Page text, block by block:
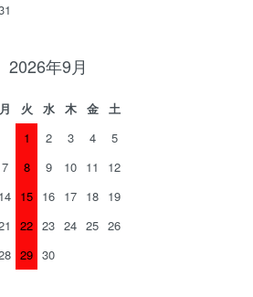
2026年9月
月 火 水 木 金
土
1
2 3 4
5
7 8 9 10 11
12
14 15 16 17 18 19
22 23 24 25 26
29 30